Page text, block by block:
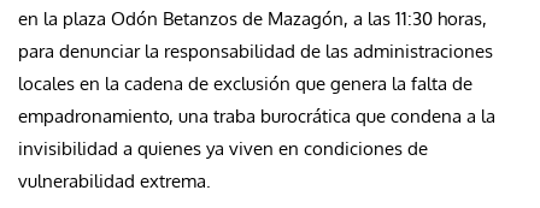
en la plaza Odón Betanzos de Mazagón, a las 11:30 horas,
para denunciar la responsabilidad de las administraciones
locales en la cadena de exclusión que genera la falta de
empadronamiento, una traba burocrática que condena a la
invisibilidad a quienes ya viven en condiciones de
vulnerabilidad extrema.